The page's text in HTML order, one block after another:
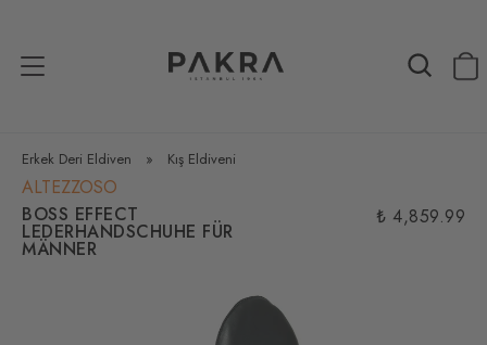
Erkek Deri Eldiven » Kış Eldiveni
ALTEZZOSO
BOSS EFFECT
LEDERHANDSCHUHE FÜR
MÄNNER
₺ 4,859.99